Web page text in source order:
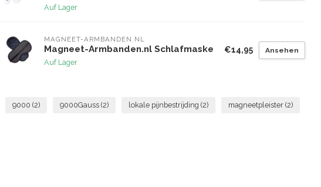
Auf Lager
MAGNEET-ARMBANDEN.NL
Magneet-Armbanden.nl Schlafmaske
Auf Lager
€14,95 Ansehen
9000 (2) 9000Gauss (2) lokale pijnbestrijding (2) magneetpleister (2)